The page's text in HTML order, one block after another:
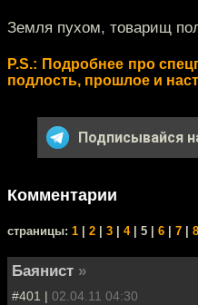
Земля пухом, товарищ
P.S.: Подробнее про
подлость, прошлое и
Подписывайся
Комментарии
cтраницы: 1 2 3 4| 5 | 6 7 8
Баянист »
#401 | 02.04.11 04:30